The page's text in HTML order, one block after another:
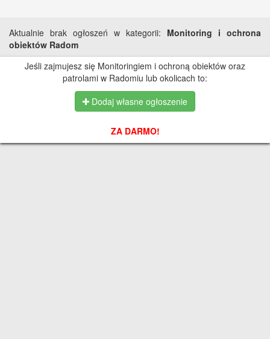
Aktualnie brak ogłoszeń w kategorii: Monitoring i ochrona
obiektów Radom
Jeśli zajmujesz się Monitoringiem i ochroną obiektów oraz
patrolami w Radomiu lub okolicach to:
Dodaj własne ogłoszenie
ZA DARMO!